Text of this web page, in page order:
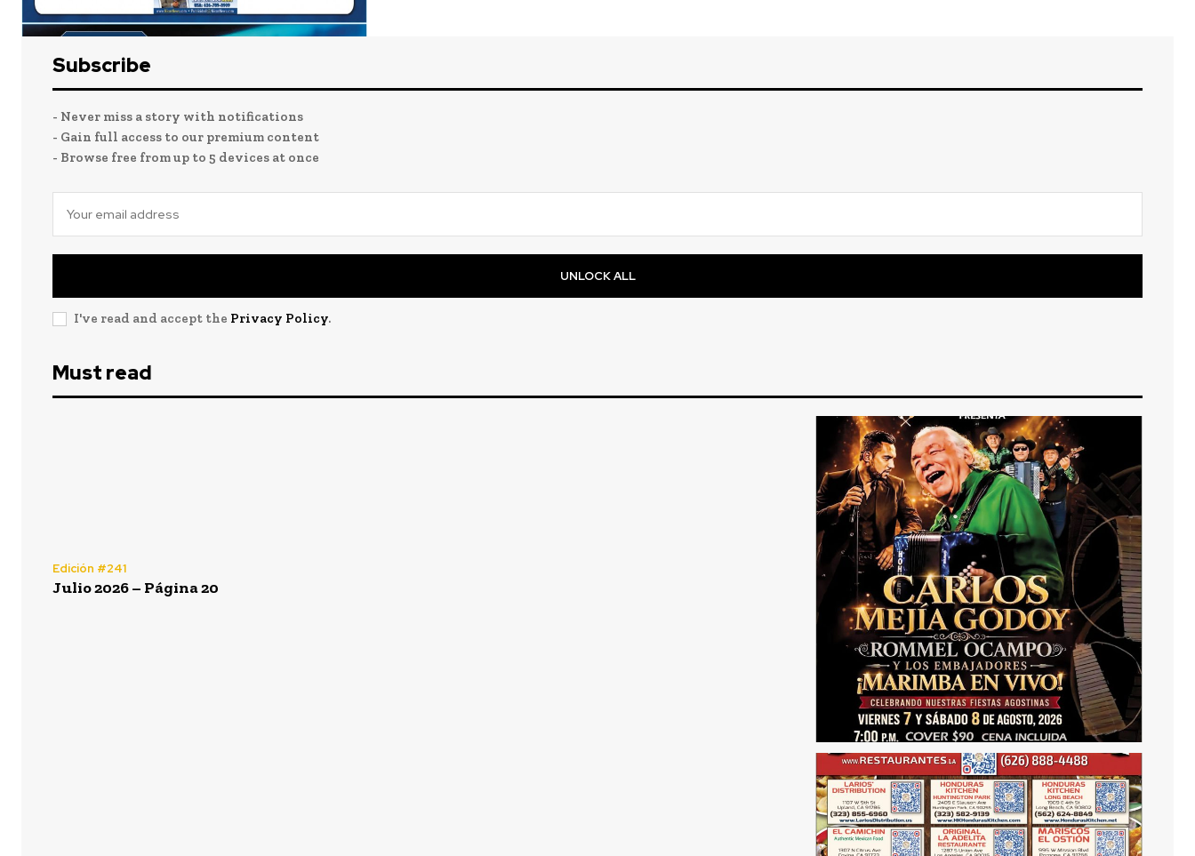
Subscribe
- Never miss a story with notifications
- Gain full access to our premium content
- Browse free from up to 5 devices at once
UNLOCK ALL
I've read and accept the Privacy Policy.
Must read
Edición #241
Julio 2026 – Página 20